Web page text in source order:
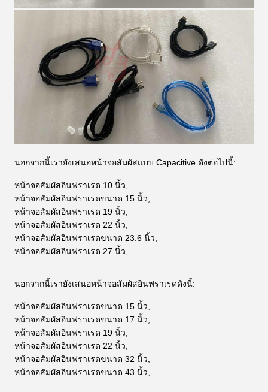
นอกจากนี้เรายังเสนอหน้าจอสัมผัสแบบ Capacitive ดังต่อไปนี้:
หน้าจอสัมผัสอินฟราเรด 10 นิ้ว,
หน้าจอสัมผัสอินฟราเรดขนาด 15 นิ้ว,
หน้าจอสัมผัสอินฟราเรด 19 นิ้ว,
หน้าจอสัมผัสอินฟราเรด 22 นิ้ว,
หน้าจอสัมผัสอินฟราเรดขนาด 23.6 นิ้ว,
หน้าจอสัมผัสอินฟราเรด 27 นิ้ว,
นอกจากนี้เรายังเสนอหน้าจอสัมผัสอินฟราเรดดังนี้:
หน้าจอสัมผัสอินฟราเรดขนาด 15 นิ้ว,
หน้าจอสัมผัสอินฟราเรดขนาด 17 นิ้ว,
หน้าจอสัมผัสอินฟราเรด 19 นิ้ว,
หน้าจอสัมผัสอินฟราเรด 22 นิ้ว,
หน้าจอสัมผัสอินฟราเรดขนาด 32 นิ้ว,
หน้าจอสัมผัสอินฟราเรดขนาด 43 นิ้ว,